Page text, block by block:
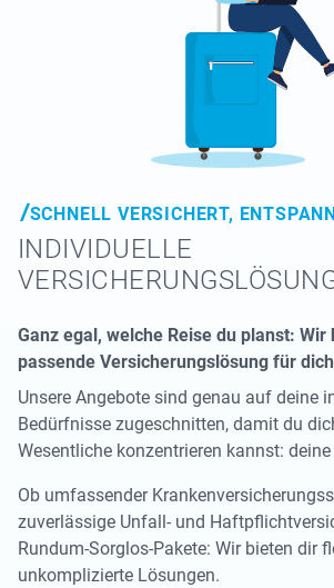
SCHNELL VERSICHERT,
INDIVIDUELLE
Ganz egal, welche Reise du planst: Wir
passende Versicherungslösung für
Unsere Angebote sind genau auf deine
Bedürfnisse zugeschnitten, damit du
Wesentliche konzentrieren kannst: deine
Ob umfassender
zuverlässige Unfall- und
Rundum-Sorglos-Pakete: Wir bieten dir
unkomplizierte Lösungen.